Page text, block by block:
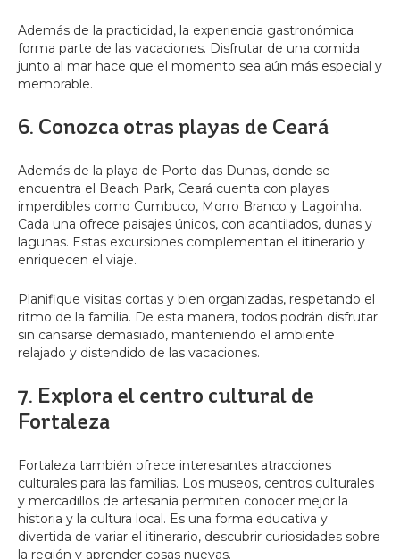
Además de la practicidad, la experiencia gastronómica
forma parte de las vacaciones. Disfrutar de una comida
junto al mar hace que el momento sea aún más especial y
memorable.
6. Conozca otras playas de Ceará
Además de la playa de Porto das Dunas, donde se
encuentra el Beach Park, Ceará cuenta con playas
imperdibles como Cumbuco, Morro Branco y Lagoinha.
Cada una ofrece paisajes únicos, con acantilados, dunas y
lagunas. Estas excursiones complementan el itinerario y
enriquecen el viaje.
Planifique visitas cortas y bien organizadas, respetando el
ritmo de la familia. De esta manera, todos podrán disfrutar
sin cansarse demasiado, manteniendo el ambiente
relajado y distendido de las vacaciones.
7. Explora el centro cultural de
Fortaleza
Fortaleza también ofrece interesantes atracciones
culturales para las familias. Los museos, centros culturales
y mercadillos de artesanía permiten conocer mejor la
historia y la cultura local. Es una forma educativa y
divertida de variar el itinerario, descubrir curiosidades sobre
la región y aprender cosas nuevas.